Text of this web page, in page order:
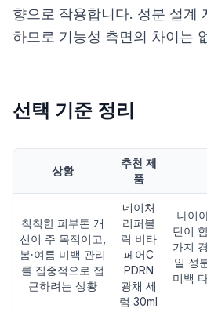
향으로 작용합니다. 성분 설계
하므로 기능성 측면의 차이는
선택 기준 정리
상황
추천 제
품
칙칙한 피부톤 개
선이 주 목적이고,
봄·여름 미백 관리
를 집중적으로 접
근하려는 상황
네이처
리퍼블
릭 비타
페어C
PDRN
광채 세
럼 30ml
나이
틴이
가지
일 성
미백